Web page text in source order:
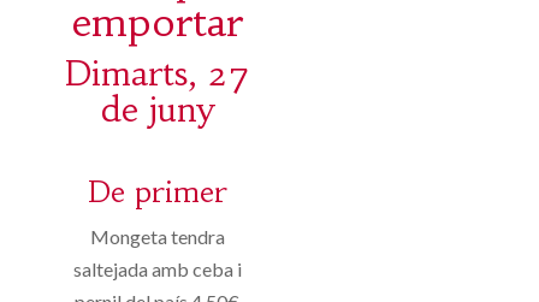
emportar
Dimarts, 27
de juny
De primer
Mongeta tendra
saltejada amb ceba i